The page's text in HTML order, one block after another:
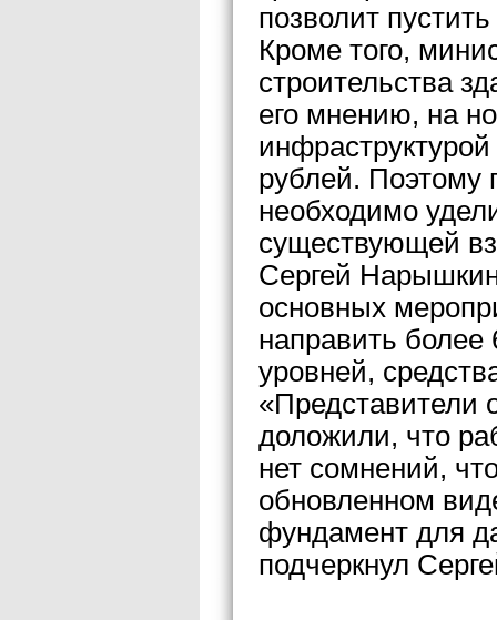
позволит
Кроме того,
строительства
его мнению, на
рублей. Поэтому
необходимо
существующей
Сергей
основных
направить
уровней,
«Представители
доложили, что
нет сомнений,
обновленном
фундамент для
подчеркнул